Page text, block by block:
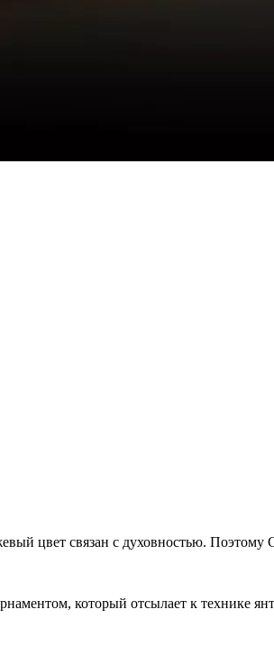
цвет связан с духовностью.
который отсылает к технике